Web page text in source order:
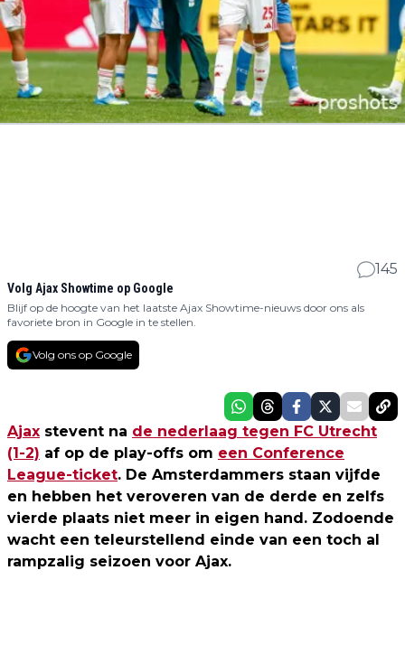
145
Volg Ajax Showtime op Google
Blijf op de hoogte van het laatste Ajax Showtime-nieuws door ons als
favoriete bron in Google in te stellen.
Volg ons op Google
Ajax stevent na de nederlaag tegen FC Utrecht
(1-2) af op de play-offs om een Conference
League-ticket. De Amsterdammers staan vijfde
en hebben het veroveren van de derde en zelfs
vierde plaats niet meer in eigen hand. Zodoende
wacht een teleurstellend einde van een toch al
rampzalig seizoen voor Ajax.